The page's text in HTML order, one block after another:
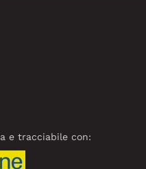
e tracciabile con: